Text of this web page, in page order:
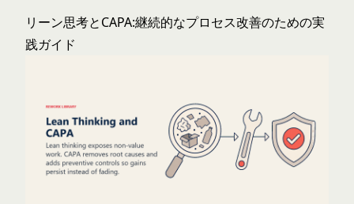
リーン思考とCAPA:継続的なプロセス改善のための実
践ガイド